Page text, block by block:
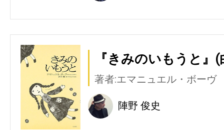
『きみのいもうと』
著者:エマニュエル・ボーヴ
陣野 俊史